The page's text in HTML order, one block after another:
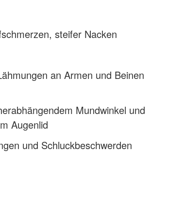
steifer Nacken
an Armen und Beinen
Mundwinkel und
Augenlid
und Schluckbeschwerden